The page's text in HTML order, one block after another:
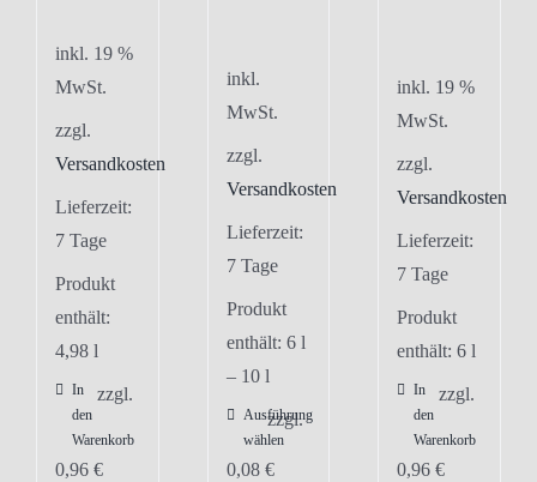
inkl. 19 %
MwSt.
zzgl.
Versandkosten
Lieferzeit:
7 Tage
Produkt
enthält:
4,98 l
In
den
Warenkorb
zzgl.
0,96 €
inkl.
MwSt.
zzgl.
Versandkosten
Lieferzeit:
7 Tage
Produkt
enthält: 6 l
– 10 l
Ausführung
wählen
Dieses
Produkt
zzgl.
0,08 €
inkl. 19 %
MwSt.
zzgl.
Versandkosten
Lieferzeit:
7 Tage
Produkt
enthält: 6l
In
den
Warenkorb
zzgl.
0,96€